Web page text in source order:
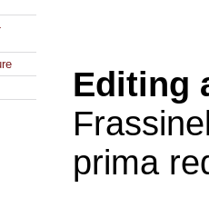
Editing
prima